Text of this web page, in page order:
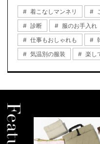
着こなしマンネリ
診断
服のお手入れ
仕事もおしゃれも
気温別の服装
楽し